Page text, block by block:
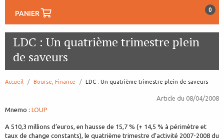
PANIER 0
LDC : Un quatrième trimestre plein
de saveurs
Accueil Bourse, Finance page:
LDC : Un quatrième trimestre plein de saveurs
Article du 08/04/2008
Mnemo : LOUP
A 510,3 millions d’euros, en hausse de 15,7 % (+ 14,5 % à périmètre et
taux de change constants), le quatrième trimestre d’activité 2007-2008 du